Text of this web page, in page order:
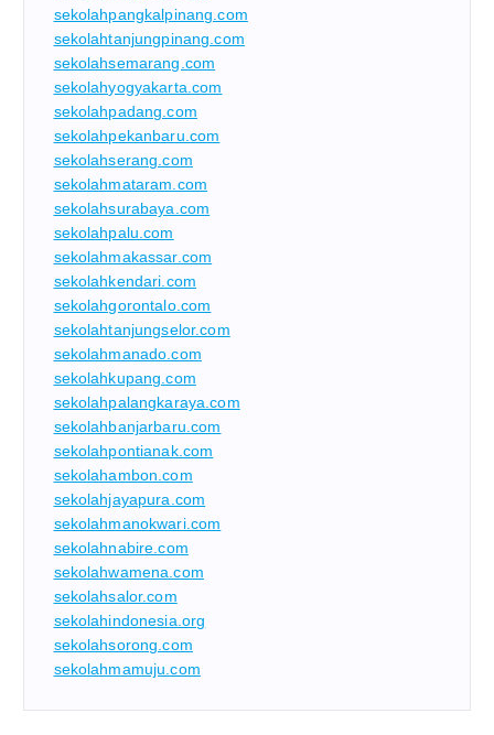
sekolahpangkalpinang.com
sekolahtanjungpinang.com
sekolahsemarang.com
sekolahyogyakarta.com
sekolahpadang.com
sekolahpekanbaru.com
sekolahserang.com
sekolahmataram.com
sekolahsurabaya.com
sekolahpalu.com
sekolahmakassar.com
sekolahkendari.com
sekolahgorontalo.com
sekolahtanjungselor.com
sekolahmanado.com
sekolahkupang.com
sekolahpalangkaraya.com
sekolahbanjarbaru.com
sekolahpontianak.com
sekolahambon.com
sekolahjayapura.com
sekolahmanokwari.com
sekolahnabire.com
sekolahwamena.com
sekolahsalor.com
sekolahindonesia.org
sekolahsorong.com
sekolahmamuju.com